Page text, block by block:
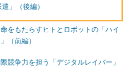
」（後編）
をもたらすヒトとロボットの「ハイ
（前編）
競争力を担う「デジタルレイバー」